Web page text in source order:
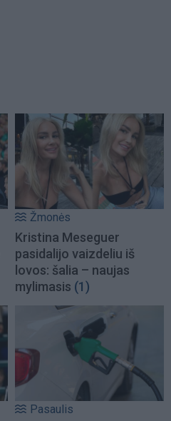
Žmonės
Kristina Meseguer
pasidalijo vaizdeliu iš
lovos: šalia – naujas
mylimasis (1)
Pasaulis